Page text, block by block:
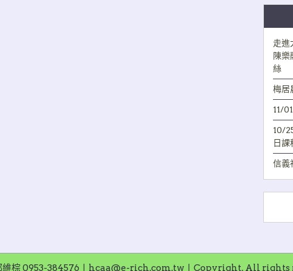
走進
陳樂
絲
梅居
11/
10/
日課
信義
維棕 0953-384576〡hcaa@e-rich.com.tw〡Copyright. All rights